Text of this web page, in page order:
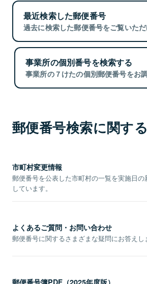
最近検索した郵便番号
過去に検索した郵便番号をご覧いただ
事業所の個別番号を検索する
事業所の７けたの個別郵便番号をお調
郵便番号検索に関す
市町村変更情報
郵便番号を公表した市町村の一覧を実施日
しています。
よくあるご質問・お問い合わせ
郵便番号に関するさまざまな疑問にお答えし